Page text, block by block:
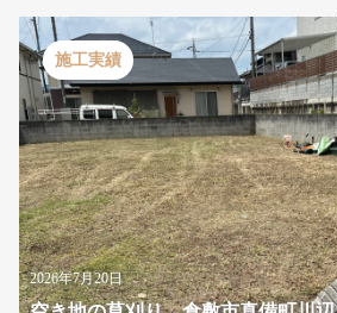
施工実績
2026年7月20日